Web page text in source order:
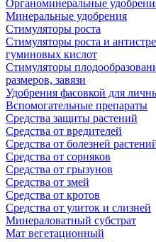
Органоминеральные
Минеральные удобрения
Стимуляторы роста
Стимуляторы роста и
гуминовых кислот
Стимуляторы
размеров, завязи
Удобрения фасовкой для
Вспомогательные препараты
Средства защиты растений
Средства от вредителей
Средства от болезней
Средства от сорняков
Средства от грызунов
Средства от змей
Средства от кротов
Средства от улиток и слизней
Минераловатный субстрат
Мат вегетационный